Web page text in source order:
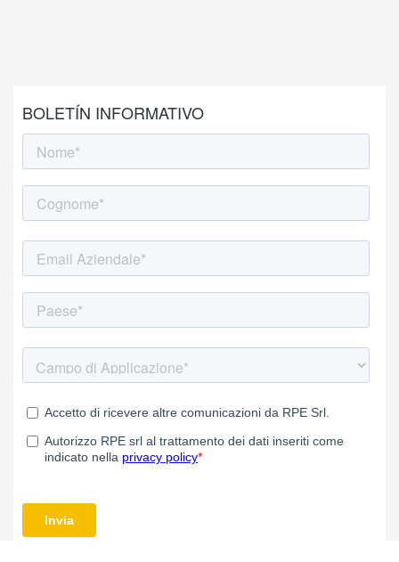
BOLETÍN INFORMATIVO